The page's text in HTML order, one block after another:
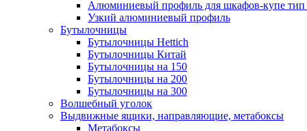
Алюминиевый профиль для шкафов-купе
Узкий алюминиевый профиль
Бутылочницы
Бутылочницы Hettich
Бутылочницы Китай
Бутылочницы на 150
Бутылочницы на 200
Бутылочницы на 300
Волшебный уголок
Выдвижные ящики, направляющие, метабоксы
Метабоксы